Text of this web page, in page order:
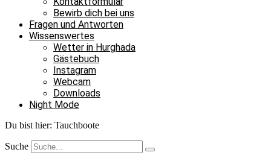
Bewirb dich bei uns
Fragen und Antworten
Wissenswertes
Wetter in Hurghada
Gästebuch
Instagram
Webcam
Downloads
Night Mode
Du bist hier: Tauchboote
Suche